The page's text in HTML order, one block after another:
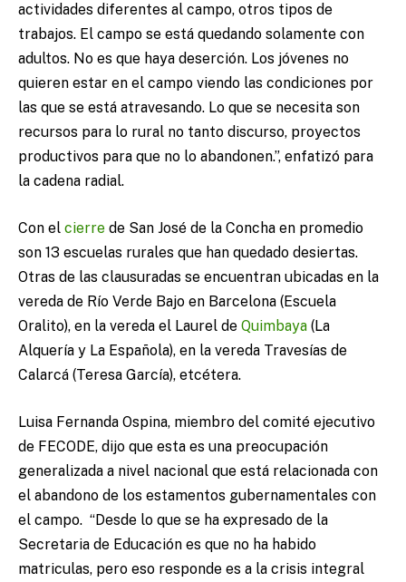
actividades diferentes al campo, otros tipos de
trabajos. El campo se está quedando solamente con
adultos. No es que haya deserción. Los jóvenes no
quieren estar en el campo viendo las condiciones por
las que se está atravesando. Lo que se necesita son
recursos para lo rural no tanto discurso, proyectos
productivos para que no lo abandonen.”, enfatizó para
la cadena radial.
Con el cierre de San José de la Concha en promedio
son 13 escuelas rurales que han quedado desiertas.
Otras de las clausuradas se encuentran ubicadas en la
vereda de Río Verde Bajo en Barcelona (Escuela
Oralito), en la vereda el Laurel de Quimbaya (La
Alquería y La Española), en la vereda Travesías de
Calarcá (Teresa García), etcétera.
Luisa Fernanda Ospina, miembro del comité ejecutivo
de FECODE, dijo que esta es una preocupación
generalizada a nivel nacional que está relacionada con
el abandono de los estamentos gubernamentales con
el campo. “Desde lo que se ha expresado de la
Secretaria de Educación es que no ha habido
matriculas, pero eso responde es a la crisis integral